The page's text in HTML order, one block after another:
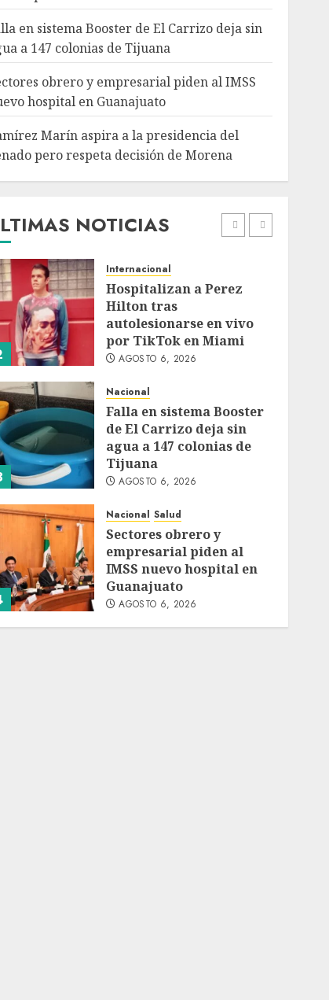
en sistema Booster de El Carrizo deja sin
a 147 colonias de Tijuana
obrero y empresarial piden al IMSS
hospital en Guanajuato
Marín aspira a la presidencia del
pero respeta decisión de Morena
NOTICIAS
Nacional
Ramírez Marín aspira a
la presidencia del
Senado pero respeta
decisión de Morena
AGOSTO 6, 2026
Nacional
intentar cobrar cheque
CDMX
AGOSTO 6, 2026
Internacional
Hospitalizan a Perez
Hilton tras
autolesionarse en vivo
por TikTok en Miami
AGOSTO 6, 2026
Nacional
Falla en sistema Booster
de El Carrizo deja sin
agua a 147 colonias de
Tijuana
AGOSTO 6, 2026
Nacional Salud
Sectores obrero y
empresarial piden al
IMSS nuevo hospital en
Guanajuato
AGOSTO 6, 2026